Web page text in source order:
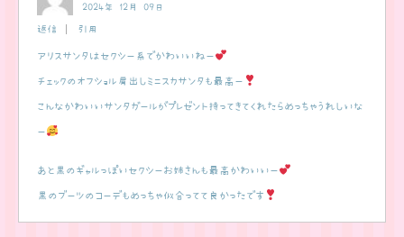
2024年 12月 09日
返信 引用
アリスサンタはセクシー系でかわいいねー
チェックのオフショル肩出しミニスカサンタも最高ー
こんなかわいいサンタガールがプレゼント持ってきてくれたらめっちゃうれしいな
ー
あと黒のギャルっぽいセクシーお姉さんも最高かわいいー
黒のブーツのコーデもめっちゃ似合ってて良かったです